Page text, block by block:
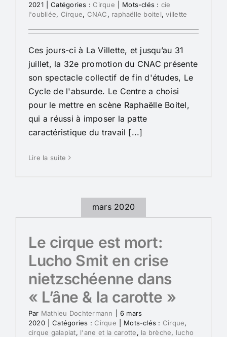
2021
Catégories : Cirque Mots-clés : cie
l'oubliée, Cirque, CNAC, raphaëlle boitel,villette
Ces jours-ci à La Villette, et jusqu’au 31
juillet, la 32e promotion du CNAC présente
son spectacle collectif de fin d'études, Le
Cycle de l'absurde. Le Centre a choisi
pour le mettre en scène Raphaëlle Boitel,
qui a réussi à imposer la patte
caractéristique du travail [...]
Lire la suite
mars 2020
Le cirque est mort:
Lucho Smit en crise
nietzschéenne dans
« L’âne & la carotte »
Par Mathieu Dochtermann
6 mars
2020
Catégories : Cirque Mots-clés : Cirque,
cirque galapiat, l'ane et la carotte, la brèche, lucho